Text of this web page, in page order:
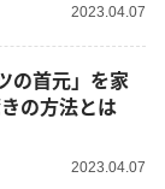
2023.04.07
の首元」を家
の方法とは
2023.04.07